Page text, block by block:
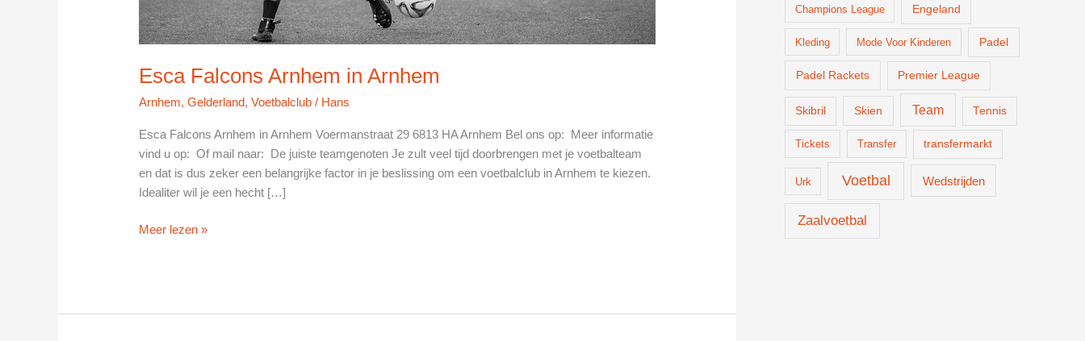
Esca Falcons Arnhem in Arnhem
Arnhem,Gelderland,Voetbalclub / Hans
Esca Falcons Arnhem in Arnhem Voermanstraat 29 6813 HA Arnhem Bel ons op: Meer informatie
vind u op: Of mail naar: De juiste teamgenoten Je zult veel tijd doorbrengen met je voetbalteam
en dat is dus zeker een belangrijke factor in je beslissing om een voetbalclub in Arnhem te kiezen.
Idealiter wil je een hecht […]
Esca
Meer lezen »
Champions League Engeland
Kleding Mode Voor Kinderen Padel
Padel Rackets Premier League
Skibril Skien Team Tennis
Tickets Transfer transfermarkt
Urk Voetbal Wedstrijden
Zaalvoetbal